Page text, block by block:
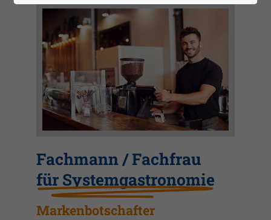
Fachmann / Fachfrau
für Systemgastronomie
Markenbotschafter